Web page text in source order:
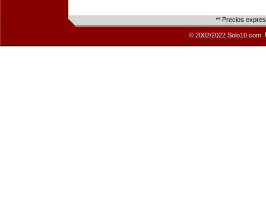
** Precios
© 2002/2022 Solo10.com